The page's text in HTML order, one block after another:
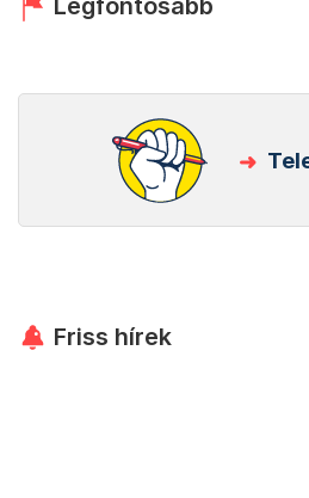
Legfontosabb
Friss hírek